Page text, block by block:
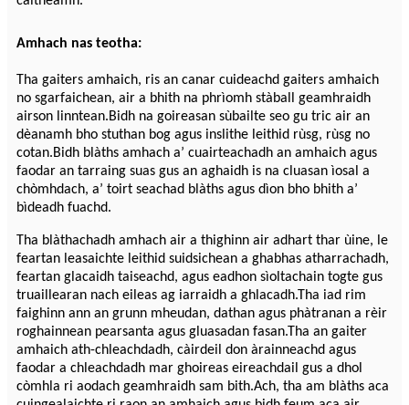
Amhach nas teotha:
Tha gaiters amhaich, ris an canar cuideachd gaiters amhaich
no sgarfaichean, air a bhith na phrìomh stàball geamhraidh
airson linntean.Bidh na goireasan sùbailte seo gu tric air an
dèanamh bho stuthan bog agus inslithe leithid rùsg, rùsg no
cotan.Bidh blàths amhach a’ cuairteachadh an amhaich agus
faodar an tarraing suas gus an aghaidh is na cluasan ìosal a
chòmhdach, a’ toirt seachad blàths agus dìon bho bhith a’
bìdeadh fuachd.
Tha blàthachadh amhach air a thighinn air adhart thar ùine, le
feartan leasaichte leithid suidsichean a ghabhas atharrachadh,
feartan glacaidh taiseachd, agus eadhon sìoltachain togte gus
truaillearan nach eileas ag iarraidh a ghlacadh.Tha iad rim
faighinn ann an grunn mheudan, dathan agus phàtranan a rèir
roghainnean pearsanta agus gluasadan fasan.Tha an gaiter
amhaich ath-chleachdadh, càirdeil don àrainneachd agus
faodar a chleachdadh mar ghoireas eireachdail gus a dhol
còmhla ri aodach geamhraidh sam bith.Ach, tha am blàths aca